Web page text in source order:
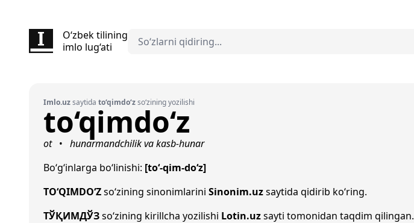
O‘zbek tilining
imlo lug‘ati
Imlo.uzsaytida to‘qimdo‘zso‘zining yozilishi
to‘qimdo‘z
ot •
hunarmandchilik va kasb-hunar
Bo‘g‘inlarga bo‘linishi: [to‘-qim-do‘z]
TO‘QIMDO‘Zso‘zining sinonimlarini Sinonim.uzsaytida qidirib ko‘ring.
ТЎҚИМДЎЗso‘zining kirillcha yozilishi Lotin.uzsayti tomonidan taqdim qilingan.